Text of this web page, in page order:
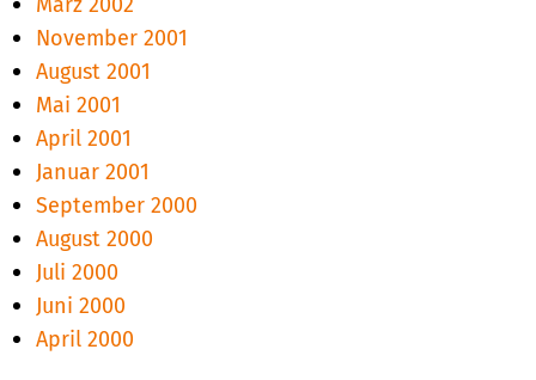
November 2001
August 2001
Mai 2001
April 2001
Januar 2001
September 2000
August 2000
Juli 2000
Juni 2000
April 2000